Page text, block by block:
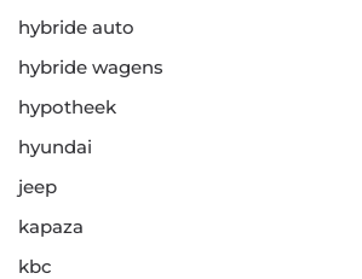
hybride auto
hybride wagens
hypotheek
hyundai
jeep
kapaza
kbc